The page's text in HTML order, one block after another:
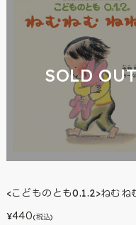
SOLD
<こどものとも0.1.2>ねむね
¥440(税込)